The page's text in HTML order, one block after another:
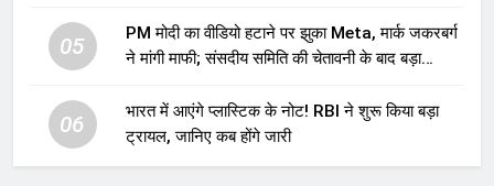
05
PM मोदी का वीडियो हटाने पर झुका Meta, मार्क जकरबर्ग
ने मांगी माफी; संसदीय समिति की चेतावनी के बाद बड़ा
06
भारत में आएंगे प्लास्टिक के नोट! RBI ने शुरू किया बड़ा
ट्रायल, जानिए कब होंगे जारी